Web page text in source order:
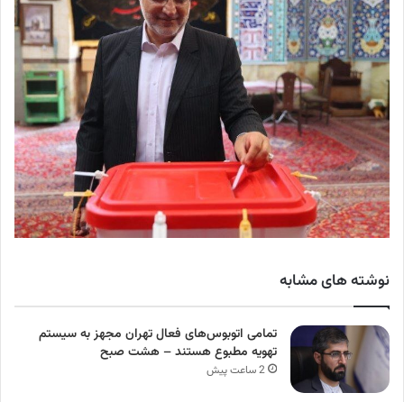
نوشته های مشابه
تمامی اتوبوس‌های فعال تهران مجهز به سیستم
تهویه مطبوع هستند – هشت صبح
2 ساعت پیش